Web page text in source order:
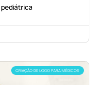
CRIAÇÃO DE LOGO PARA MÉDICOS